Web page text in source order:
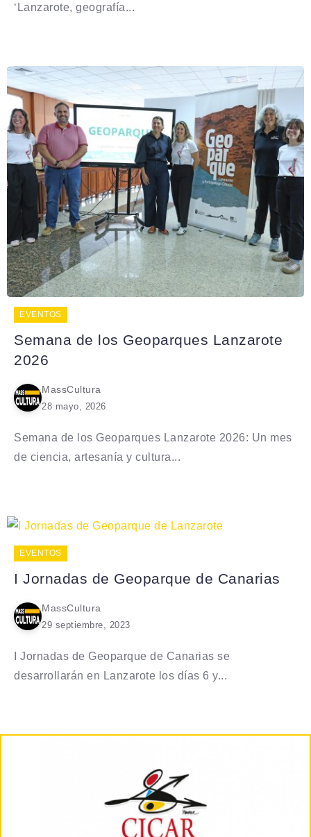
‘Lanzarote, geografía...
EVENTOS
Semana de los Geoparques Lanzarote
2026
MassCultura
28 mayo, 2026
Semana de los Geoparques Lanzarote 2026: Un mes
de ciencia, artesanía y cultura...
EVENTOS
I Jornadas de Geoparque de Canarias
MassCultura
29 septiembre, 2023
I Jornadas de Geoparque de Canarias se
desarrollarán en Lanzarote los días 6 y...